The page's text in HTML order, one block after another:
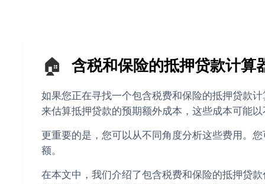
🏠 含税和保险的抵押贷款计算
如果您正在寻找一个包含税费和保险的抵押贷款
来估算抵押贷款的预期额外成本，这些成本可能
更重要的是，您可以从不同角度分析这些费用。
额。
在本文中，我们介绍了包含税费和保险的抵押贷